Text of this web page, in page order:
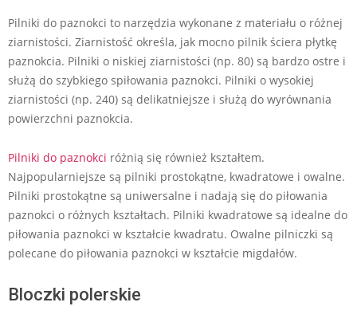
Pilniki do paznokci to narzędzia wykonane z materiału o różnej
ziarnistości. Ziarnistość określa, jak mocno pilnik ściera płytkę
paznokcia. Pilniki o niskiej ziarnistości (np. 80) są bardzo ostre i
służą do szybkiego spiłowania paznokci. Pilniki o wysokiej
ziarnistości (np. 240) są delikatniejsze i służą do wyrównania
powierzchni paznokcia.
Pilniki do paznokci różnią się również kształtem.
Najpopularniejsze są pilniki prostokątne, kwadratowe i owalne.
Pilniki prostokątne są uniwersalne i nadają się do piłowania
paznokci o różnych kształtach. Pilniki kwadratowe są idealne do
piłowania paznokci w kształcie kwadratu. Owalne pilniczki są
polecane do piłowania paznokci w kształcie migdałów.
Bloczki polerskie